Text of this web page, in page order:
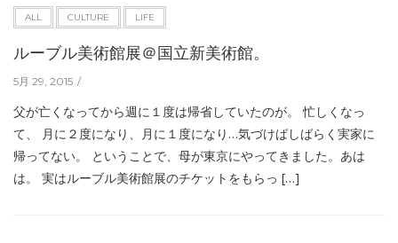
ALL CULTURE LIFE
ルーブル美術館展＠国立新美術館。
5月 29, 2015
父が亡くなってから週に１度は帰省していたのが。 忙しくなっ
て、 月に２度になり、月に１度になり…気づけばしばらく実家に
帰ってない。 ということで、母が東京にやってきました。あは
は。 実はルーブル美術館展のチケットをもらっ […]